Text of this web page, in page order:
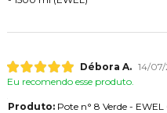
Débora A. 14/
Eu recomendo esse produto.
Produto:Pote n° 8 Verde - EWEL